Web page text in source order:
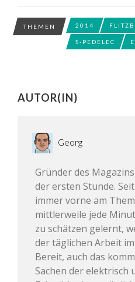
THEMEN 2014
S-PEDELEC
AUTOR(IN)
Georg
Gründer des
der ersten Stunde.
immer vorne am
mittlerweile jede
zu schätzen gelernt,
der täglichen Arbeit
Bereit, auch das
Sachen der elektrisch